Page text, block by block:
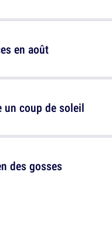
un coup de soleil
en août
des gosses